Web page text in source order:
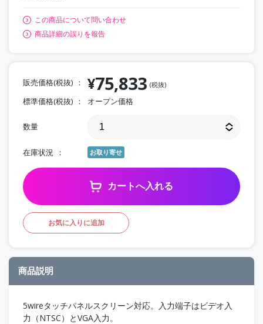
この商品について問い合わせ
商品詳細の誤りを報告
販売価格(税抜) ¥75,833 (税抜)
標準価格(税抜) オープン価格
数量
在庫状況 お取り寄せ
カートへ入れる
お気に入りに追加
商品説明
5wireタッチパネルスクリーン対応。入力端子はビデオ入
力（NTSC）とVGA入力。